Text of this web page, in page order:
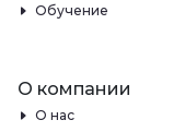
Обучение
О компании
О нас